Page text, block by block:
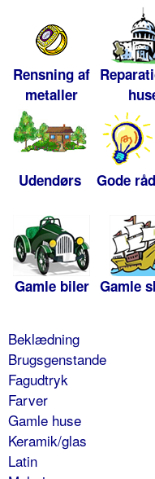
Rensning af
metaller
Udendørs Gode råd
Gamle biler Gamle
Beklædning
Brugsgenstande
Fagudtryk
Farver
Gamle huse
Keramik/glas
Latin